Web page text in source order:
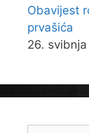
Obavijest
prvašića
26.